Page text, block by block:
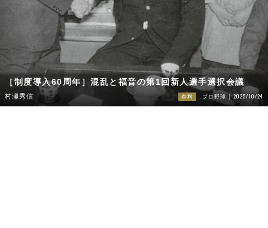
［制度導入60周年］混乱と福音の第1回新人選手選択会議
村瀬秀信 有料 プロ野球 2025/10/24